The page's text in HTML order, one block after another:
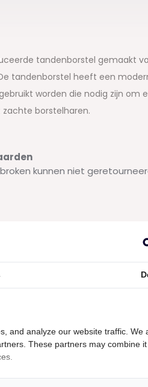
tandenborstel gemaakt
tandenborstel heeft een
worden die nodig zijn om
borstelharen.
kunnen niet
and analyze our website traffic. We
These partners may combine